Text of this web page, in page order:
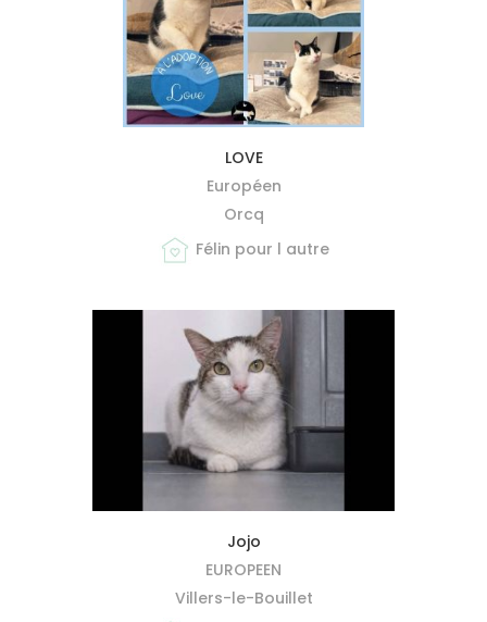
MIEUX ME CONNAÎTRE
LOVE
Européen
Orcq
Félin pour l autre
MIEUX ME CONNAÎTRE
Jojo
EUROPEEN
Villers-le-Bouillet